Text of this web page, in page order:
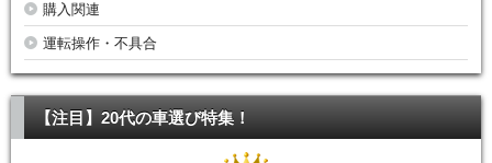
購入関連
運転操作・不具合
【注目】20代の車選び特集！